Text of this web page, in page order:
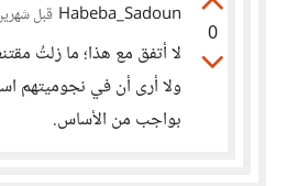
0
Habeba_Sadoun قبل
لا أتفق مع هذا؛ ما زلتُ
ولا أرى أن في نجوميتهم
بواجب من الأساس.